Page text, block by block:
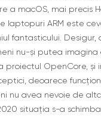
a macOS, mai precis
laptopuri ARM este
fantasticului. Desigur,
nu-și putea imagina
proiectul OpenCore, și
deoarece
nu avea nevoie de
situația s-a